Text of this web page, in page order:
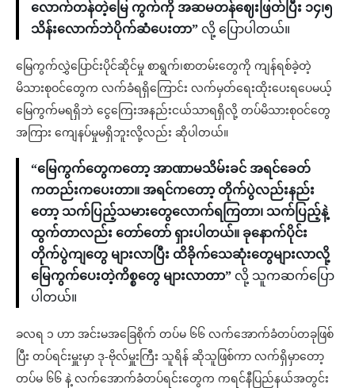
လောက်တန်တဲ့မြေ ကွက်ကို အဆမတန်ဈေးဖြတ်ပြီး ၁၄၊၅
သိန်းလောက်ဘဲပိုက်ဆံပေးတာ” လို့ ပြောပါတယ်။
မြေကွက်လွှဲပြောင်းပိုင်ဆိုင်မှု စာရွက်၊စာတမ်းတွေကို ကျန်ရစ်ခဲ့တဲ့
မိသားစုဝင်တွေက လက်ခံရရှိကြောင်း လက်မှတ်ရေးထိုးပေးရပေမယ့်
မြေကွက်မရရှိဘဲ ငွေကြေးအနည်းငယ်သာရရှိလို့ တပ်မိသားစုဝင်တွေ
အကြား ကျေနပ်မှုမရှိဘူးလို့လည်း ဆိုပါတယ်။
“မြေကွက်တွေကတော့ အာဏာမသိမ်းခင် အရင်ခေတ်
ကတည်းကပေးတာ။ အရင်ကတော့ တိုက်ပွဲလည်းနည်း
တော့ သက်ပြည့်သမားတွေလောက်ရကြတာ၊ သက်ပြည့်နဲ့
ထွက်တာလည်း တော်တော် ရှားပါတယ်။ ခုနောက်ပိုင်း
တိုက်ပွဲကျတွေ များလာပြီး ထိခိုက်သေဆုံးတွေများလာလို့
မြေကွက်ပေးတဲ့ကိစ္စတွေ များလာတာ” လို့ သူကဆက်ပြော
ပါတယ်။
ခလရ ၁ ဟာ အင်းမအခြေစိုက် တပ်မ ၆၆ လက်အောက်ခံတပ်တခုဖြစ်
ပြီး တပ်ရင်းမှူးမှာ ဒု-ဗိုလ်မှူးကြီး သူရိန် ဆိုသူဖြစ်ကာ လက်ရှိမှာတော့
တပ်မ ၆၆ နဲ့ လက်အောက်ခံတပ်ရင်းတွေက ကရင်နီပြည်နယ်အတွင်း